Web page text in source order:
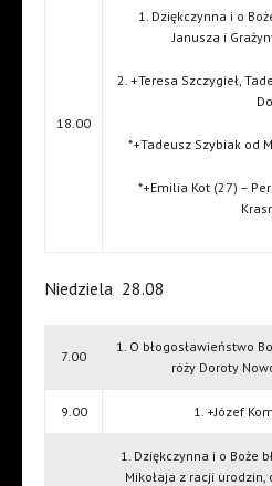
18.00
1. Dziękczynna i o
Janusza i
2. +Teresa Szczygieł,
*+Tadeusz Szybiak od
*+Emilia Kot (27) –
Niedziela 28.08
7.00
1. O błogosławieństwo
róży Doroty
9.00 1. +Józef
1. Dziękczynna i o Boże
Mikołaja z racji urodzin,